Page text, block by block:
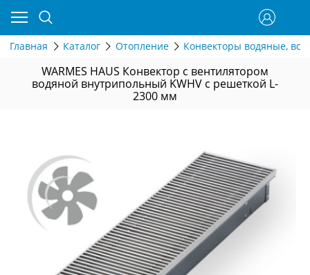
Главная Каталог Отопление Конвекторы водяные,
WARMES HAUS Конвектор с вентилятором
водяной внутрипольный KWHV с решеткой L-
2300 мм